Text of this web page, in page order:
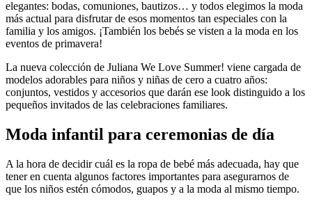
elegantes: bodas, comuniones, bautizos… y todos elegimos la moda
más actual para disfrutar de esos momentos tan especiales con la
familia y los amigos. ¡También los bebés se visten a la moda en los
eventos de primavera!
La nueva colección de Juliana We Love Summer! viene cargada de
modelos adorables para niños y niñas de cero a cuatro años:
conjuntos, vestidos y accesorios que darán ese look distinguido a los
pequeños invitados de las celebraciones familiares.
Moda infantil para ceremonias de día
A la hora de decidir cuál es la ropa de bebé más adecuada, hay que
tener en cuenta algunos factores importantes para asegurarnos de
que los niños estén cómodos, guapos y a la moda al mismo tiempo.